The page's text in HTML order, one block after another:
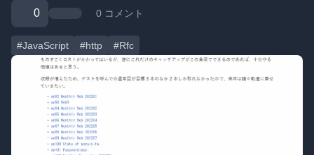
0 0 コメント
#JavaScript #http #Rfc